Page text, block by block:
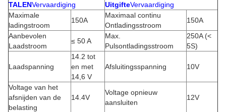
TALENVervaardiging UitgifteVervaardiging
Maximale
ladingstroom
150A
Maximaal continu
Ontladingsstroom
150A
Aanbevolen
Laadstroom
≤ 50 A
Max.
Pulsontladingsstroom
250A (<
5S)
Laadspanning
14.2 tot
en met
14,6 V
Afsluitingsspanning 10V
Voltage van het
afsnijden van de
belasting
14.4V
Voltage opnieuw
aansluiten
12V